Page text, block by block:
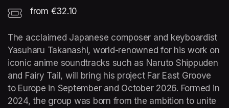
from €32.10
The acclaimed Japanese composer and keyboardist
Yasuharu Takanashi, world-renowned for his work on
iconic anime soundtracks such as Naruto Shippuden
and Fairy Tail, will bring his project Far East Groove
to Europe in September and October 2026. Formed in
2024, the group was born from the ambition to unite